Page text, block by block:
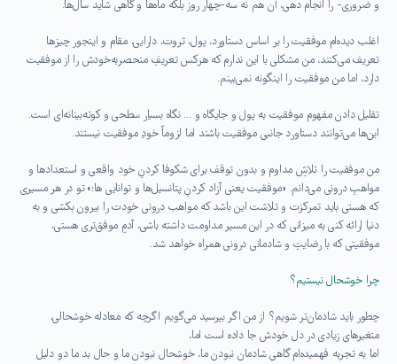
و ضروری- را انجام دهی، آن هم نه سه-چهار روز بلکه ماه‌ها و گاهی شاید سال‌ها.
اغلب دیده‌ام موفقیت را بر اساس دستاورد، پول، ثروت، دارایی، مقام و اینجور چیزها
تعریف می‌کنند، من مشکلی با این ندارم که هرکس تعریفِ منحصر‌به‌خودش را از موفقیت
دارد، اما من موفقیت را اینگونه نمی‌بینم.
تقلیل دادن مفهوم موفقیت به پول و جایگاه و … نگاه بسیار سطحی و کوته‌بینانه‌ای است.
این‌ها می‌توانند دستاورد جانبی موفقیت باشند اما لزوماً خودِ موفقیت نیستند.
من موفقیت را تلاشِ مداوم و بدون توقف برای شکوفا کردنِ خود واقعی و استعدادها و
مواهبِ درونی می‌دانم. «موفقیت یعنی آزاد کردنِ پتانسیل‌ها و توانایی ها؛» تو در هر مسیری
که هستی باید تمرکزت و تلاشت این باشد که مواهب درونی خودت را بیرون بکشی و به
دنیا ارائه کنی به میزانی که در این مسیر مداومت داشته باشی، آدمِ موفق‌تری هستی،
موفقیتی که با رضایتِ و شادمانی درونی همراه خواهد شد.
چرا خوشحال نیستیم؟
چطور باید شادمان‌تر شویم؟ از من اگر بپرسید می‌گویم اگرچه که معادله خوشحالی،
متغیرهای زیادی در دل خودش جا داده است اما،
اما به تجربه فهمیده‌ام گاهی شادمان نبودن ما، خوشحال نبودن ما و حال بد ما دو دلیل